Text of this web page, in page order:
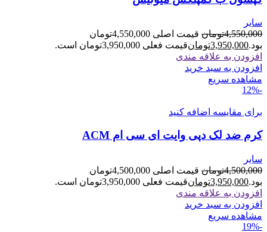
سایر
4,550,000تومان
قیمت اصلی 4,550,000تومان
بود.3,950,000تومانقیمت فعلی 3,950,000تومان است.
افزودن به علاقه مندی
افزودن به سبد خرید
مشاهده سریع
-12%
برای مقایسه اضافه کنید
کرم ضد لک دپی وایت ای سی ام ACM
سایر
4,500,000تومان
قیمت اصلی 4,500,000تومان
بود.3,950,000تومانقیمت فعلی 3,950,000تومان است.
افزودن به علاقه مندی
افزودن به سبد خرید
مشاهده سریع
-19%